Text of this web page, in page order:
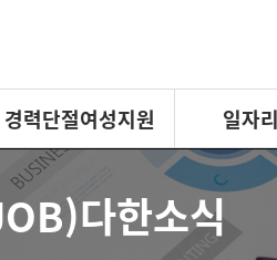
경력단절여성지원 일자
다한소식